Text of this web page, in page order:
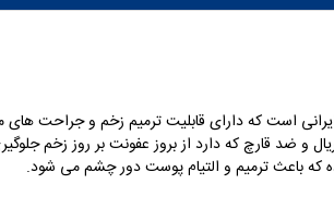
است که دارای قابلیت ترمیم زخم و
و ضد قارچ که دارد از بروز عفونت بر روز زخم
که باعث ترمیم و التیام پوست دور چشم می شود.